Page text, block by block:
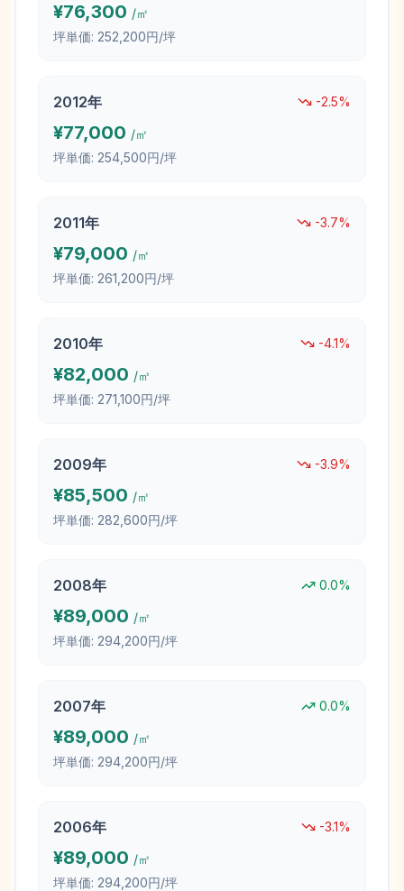
¥76,300 /㎡
坪単価: 252,200円/坪
2012年 -2.5%
¥77,000 /㎡
坪単価: 254,500円/坪
2011年 -3.7%
¥79,000 /㎡
坪単価: 261,200円/坪
2010年 -4.1%
¥82,000 /㎡
坪単価: 271,100円/坪
2009年 -3.9%
¥85,500 /㎡
坪単価: 282,600円/坪
2008年 0.0%
¥89,000 /㎡
坪単価: 294,200円/坪
2007年 0.0%
¥89,000 /㎡
坪単価: 294,200円/坪
2006年 -3.1%
¥89,000 /㎡
坪単価: 294,200円/坪